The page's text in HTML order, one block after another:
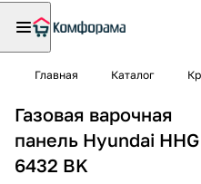
Главная Каталог
Газовая варочная
панель Hyundai HHG
6432 BK